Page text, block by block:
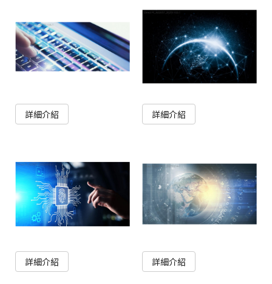
詳細介紹 詳細介紹
詳細介紹 詳細介紹